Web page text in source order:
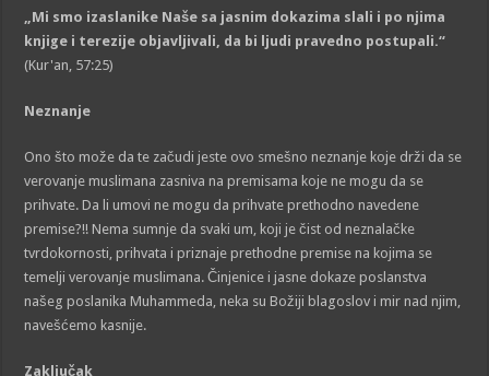
„Mi smo izaslanike Naše sa jasnim dokazima slali i po njima
knjige i terezije objavljivali, da bi ljudi pravedno postupali.“
(Kur'an, 57:25)
Neznanje
Ono što može da te začudi jeste ovo smešno neznanje koje drži da se
verovanje muslimana zasniva na premisama koje ne mogu da se
prihvate. Da li umovi ne mogu da prihvate prethodno navedene
premise?!! Nema sumnje da svaki um, koji je čist od neznalačke
tvrdokornosti, prihvata i priznaje prethodne premise na kojima se
temelji verovanje muslimana. Činjenice i jasne dokaze poslanstva
našeg poslanika Muhammeda, neka su Božiji blagoslov i mir nad njim,
navešćemo kasnije.
Zaključak